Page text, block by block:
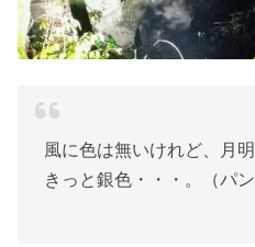
風に色は無いけれど、月
きっと銀色・・・。（パ